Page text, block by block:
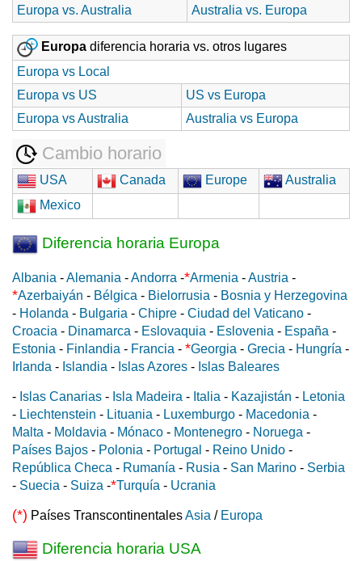
Europa vs. Australia
Australia vs. Europa
Europa diferencia horaria vs. otros lugares
Europa vs Local
Europa vs US
US vs Europa
Europa vs Australia
Australia vs Europa
Cambio horario
USA Canada Europe
Australia
Mexico
Diferencia horaria Europa
Albania -Alemania -Andorra -*Armenia -Austria -
*Azerbaiyán - Bélgica - Bielorrusia - Bosnia y Herzegovina
- Holanda - Bulgaria - Chipre - Ciudad del Vaticano -
Croacia - Dinamarca - Eslovaquia - Eslovenia - España -
Estonia - Finlandia - Francia - *Georgia - Grecia - Hungría -
Irlanda - Islandia - Islas Azores - Islas Baleares
- Islas Canarias - Isla Madeira - Italia - Kazajistán - Letonia
- Liechtenstein - Lituania - Luxemburgo - Macedonia -
Malta - Moldavia - Mónaco - Montenegro - Noruega -
Países Bajos - Polonia - Portugal - Reino Unido -
República Checa - Rumanía - Rusia - San Marino - Serbia
- Suecia - Suiza -*Turquía - Ucrania
(*) Países TranscontinentalesAsia / Europa
Diferencia horaria USA